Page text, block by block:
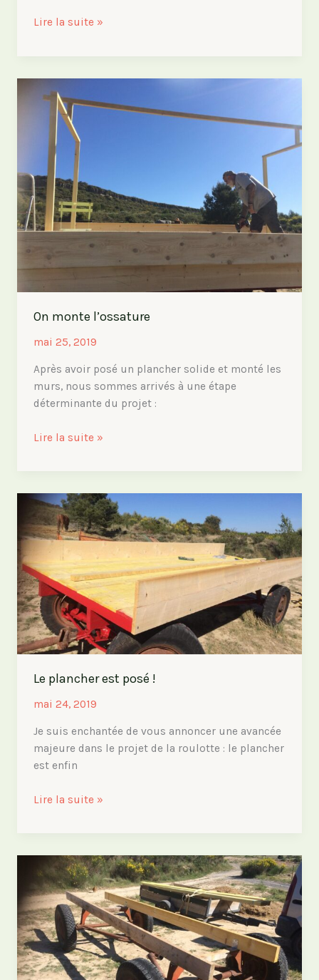
Arceaux,
génie
Lire la suite »
On monte l’ossature
mai 25, 2019
Après avoir posé un plancher solide et monté les
murs, nous sommes arrivés à une étape
déterminante du projet :
On
Lire la suite »
Le plancher est posé !
mai 24, 2019
Je suis enchantée de vous annoncer une avancée
majeure dans le projet de la roulotte : le plancher
est enfin
Le
Lire la suite »